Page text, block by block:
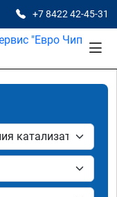
+7 8422 42-45-31